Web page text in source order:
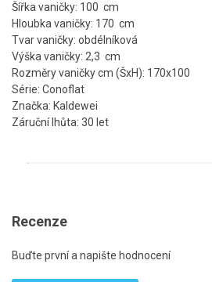
Šířka vaničky: 100 cm
Hloubka vaničky: 170 cm
Tvar vaničky: obdélníková
Výška vaničky: 2,3 cm
Rozměry vaničky cm (ŠxH): 170x100
Série: Conoflat
Značka: Kaldewei
Záruční lhůta: 30 let
Recenze
Buďte první a napište hodnocení